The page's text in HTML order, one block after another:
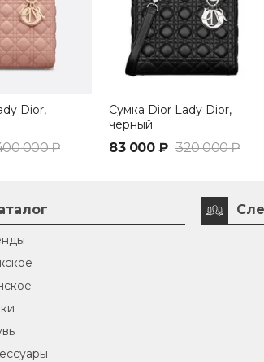
Dior,
000 ₽
Сумка Dior Lady Dior,
черный
83 000 ₽ 320 000 ₽